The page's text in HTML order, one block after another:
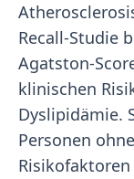
Recall-Studie
Agatston-
klinischen
Dyslipidämie.
Personen